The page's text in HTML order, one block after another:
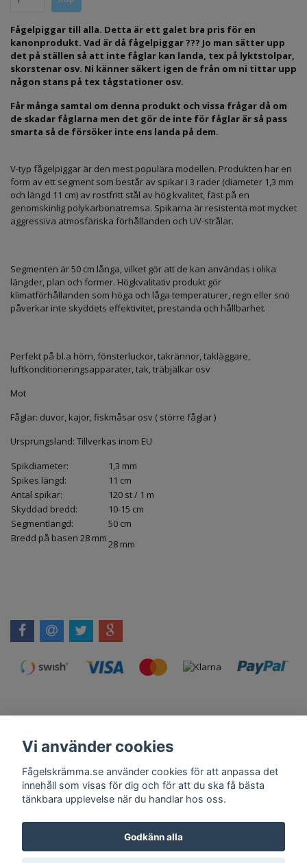
Fågelpiggar till alla. Detta är ett galet bra pris för en
kanonprodukt. Vad är då fågelpiggar ??? Jo man sätter upp
det på ställen så att inte fåglar kan landa, tex på lyktstolpar,
skorstenar osv. Ni känner säkert igen de från om ni tittar upp
någon stans på tex tågstationer osv.
Får många samtal om denna produkt och vissa frågar då om
de skadar fåglarna men det gör de inte för fåglar är så pass
smarta så de försöker inte ens landa på dem.
V-typ fågelpiggar är den mest populära modellen. Produkten har en
form av ett segment som består av spikar i 3 rader (diameter 1,3 mm
och längd 11 cm) av rostfritt stål av hög kvalitet, fäst på en
genomskinlig polykarbonatremsa. Spikarna är resistenta mot mycket
aggressiva atmosfäriska förhållanden och UV-strålar.
Segmenten är 50 cm långa, vilket gör att de kan användas i olika
längder, plan och former. Högkvalitativ produkt gör
klimatförhållanden som höga och låga temperaturer, regn eller snö
påverkar inte skyddets effektivitet, prestanda och hållbarhet.
Perfekt på bl.a hörn, fönsterluckor, takrännor, takläggare,
luftkonditioneringsapparater, tak, träbjälkar osv
Mot
Fåglar: duvor, kajor, fiskmåsar osv ( större fåglar )
Ursprungsland: Tillverkas inom EU
Spikdiameter:
1,3 mm
Spikes längd:
11 cm
Antal spikar:
120 st / 1 m
Skyddad bredd:
10-15 cm
Segmentlängd:
50 cm
Bredd på basen 28 mm28 mm
Kontakt Om Oss Köpvillkor Skadedjursprodukter.se
Tilahome.se
Få vårt nyhetsbrev
Anmäl
Vi använder cookies
Fågelskrämma.se använder cookies för att anpassa det
innehåll som visas för dig och för att du ska få bästa
tänkbara upplevelse när du handlar hos oss.
Godkänn alla